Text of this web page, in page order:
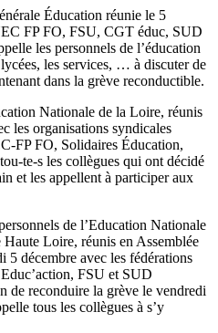
Éducation réunie le 5
FP FO, FSU, CGT éduc, SUD
les personnels de l’éducation
les services, … à discuter de
dans la grève reconductible.
Nationale de la Loire, réunis
les organisations syndicales
FP FO, Solidaires Éducation,
te-s les collègues qui ont décidé
et les appellent à participer aux
de l’Education Nationale
Haute Loire, réunis en Assemblée
5 décembre avec les fédérations
FSU et SUD
de reconduire la grève le vendredi
tous les collègues à s’y